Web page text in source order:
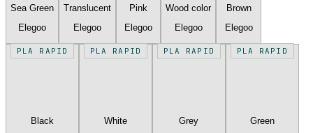
Sea Green
Elegoo
Translucent
Elegoo
Pink
Elegoo
Wood color
Elegoo
Brown
Elegoo
PLA RAPID
Black
PLA RAPID
White
PLA RAPID
Grey
PLA RAPID
Green